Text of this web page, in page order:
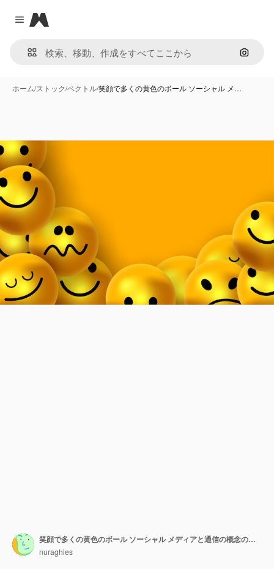
Close menu
Magnific
画像で
ホーム/ストック/ベクトル/笑顔で多くの黄色のボール ソーシャル メ…
笑顔で多くの黄色のボール ソーシャル メディアと通信の概念のベクトルの背景
nuraghies